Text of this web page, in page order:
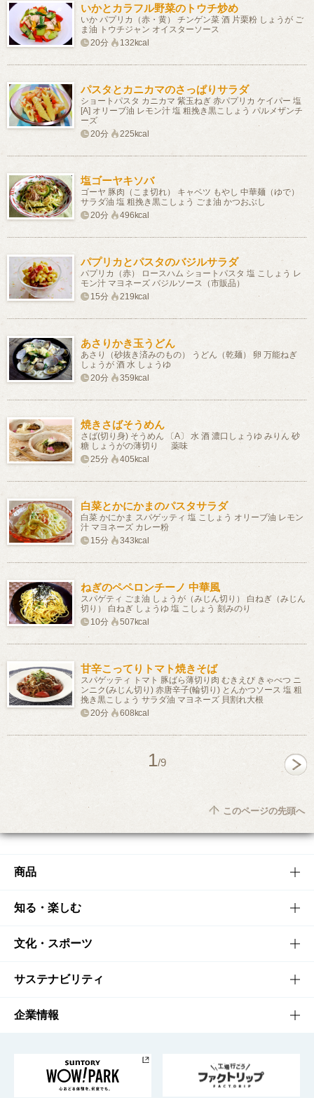
いかとカラフル野菜のトウチ炒め
いか パプリカ（赤・黄） チンゲン菜 酒 片栗粉 しょうが ご
ま油 トウチジャン オイスターソース
20分
132kcal
パスタとカニカマのさっぱりサラダ
ショートパスタ カニカマ 紫玉ねぎ 赤パプリカ ケイパー 塩
[A] オリーブ油 レモン汁 塩 粗挽き黒こしょう パルメザンチ
ーズ
20分
225kcal
塩ゴーヤキソバ
ゴーヤ 豚肉（こま切れ） キャベツ もやし 中華麺（ゆで）
サラダ油 塩 粗挽き黒こしょう ごま油 かつおぶし
20分
496kcal
パプリカとパスタのバジルサラダ
パプリカ（赤） ロースハム ショートパスタ 塩 こしょう レ
モン汁 マヨネーズ バジルソース（市販品）
15分
219kcal
あさりかき玉うどん
あさり（砂抜き済みのもの） うどん（乾麺） 卵 万能ねぎ
しょうが 酒 水 しょうゆ
20分
359kcal
焼きさばそうめん
さば(切り身) そうめん 〔A〕 水 酒 濃口しょうゆ みりん 砂
糖 しょうがの薄切り 薬味
25分
405kcal
白菜とかにかまのパスタサラダ
白菜 かにかま スパゲッティ 塩 こしょう オリーブ油 レモン
汁 マヨネーズ カレー粉
15分
343kcal
ねぎのペペロンチーノ 中華風
スパゲティ ごま油 しょうが（みじん切り） 白ねぎ（みじん
切り） 白ねぎ しょうゆ 塩 こしょう 刻みのり
10分
507kcal
甘辛こってりトマト焼きそば
スパゲッティ トマト 豚ばら薄切り肉 むきえび きゃべつ ニ
ンニク(みじん切り) 赤唐辛子(輪切り) とんかつソース 塩 粗
挽き黒こしょう サラダ油 マヨネーズ 貝割れ大根
20分
608kcal
1/9
このページの先頭へ
商品
商品TOP
商品一覧
商品発売情報
栄養成分一覧
知る・楽しむ
知る・楽しむTOP
キャンペーン
工場見学
地域情報
文化・スポーツ
文化・スポーツTOP
サントリーホール
サントリーサンバーズ大阪
サステナビリティ
サステナビリティTOP
サントリーが考えるサステナビリティ経営
企業情報
企業概要